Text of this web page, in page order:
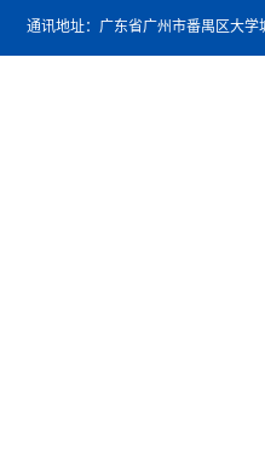
通讯地址：广东省广州市番禺区大